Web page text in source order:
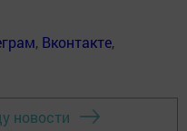
, Вконтакте,
новости